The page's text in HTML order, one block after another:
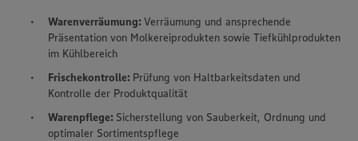
Warenverräumung:Verräumung und ansprechende
Präsentation von Molkereiprodukten sowie Tiefkühlprodukten
im Kühlbereich
Frischekontrolle: Prüfung von Haltbarkeitsdaten und
Kontrolle der Produktqualität
Warenpflege: Sicherstellung von Sauberkeit, Ordnung und
optimaler Sortimentspflege